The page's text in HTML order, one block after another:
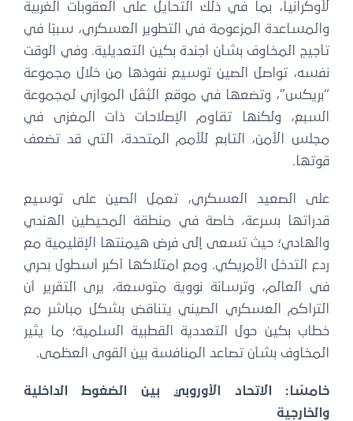
لأوكرانيا، بما في ذلك التحايل على العقوبات الغربية
والمساعدة المزعومة في التطوير العسكري، سببًا في
تأجيج المخاوف بشأن أجندة بكين التعديلية. وفي الوقت
نفسه، تواصل الصين توسيع نفوذها من خلال مجموعة
“بريكس”، وتضعها في موقع الثِقَل الموازي لمجموعة
السبع، ولكنها تقاوم الإصلاحات ذات المغزى في
مجلس الأمن، التابع للأمم المتحدة، التي قد تضعف
قوتها.
على الصعيد العسكري، تعمل الصين على توسيع
قدراتها بسرعة، خاصة في منطقة المحيطين الهندي
والهادي؛ حيث تسعى إلى فرض هيمنتها الإقليمية مع
ردع التدخل الأمريكي. ومع امتلاكها أكبر أسطول بحري
في العالم، وترسانة نووية متوسعة، يرى التقرير أن
التراكم العسكري الصيني يتناقض بشكل مباشر مع
خطاب بكين حول التعددية القطبية السلمية؛ ما يثير
المخاوف بشأن تصاعد المنافسة بين القوى العظمى.
خامسًا: الاتحاد الأوروبي بين الضغوط الداخلية
والخارجية